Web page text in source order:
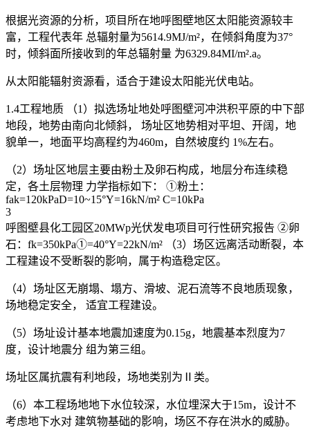
根据光资源的分析，项目所在地呼图壁地区太阳能资源较丰
富，工程代表年 总辐射量为5614.9MJ/m²，在倾斜角度为37°
时，倾斜面所接收到的年总辐射量 为6329.84MI/m².a。
从太阳能辐射资源看，适合于建设太阳能光伏电站。
1.4工程地质 （1）拟选场址地处呼图壁河冲洪积平原的中下部
地段，地势由南向北倾斜， 场址区地势相对平坦、开阔，地
貌单一，地面平均高程约为460m，自然坡度约 1%左右。
（2）场址区地层主要由粉土及卵石构成，地层分布连续稳
定，各土层物理 力学指标如下： ①粉土：
fak=120kPaD=10~15°Y=16kN/m² C=10kPa
3
呼图壁县化工园区20MWp光伏发电项目可行性研究报告 ②卵
石：fk=350kPa①=40°Y=22kN/m² （3）场区远离活动断裂，本
工程建设不受断裂的影响，属于构造稳定区。
（4）场址区无崩塌、塌方、滑坡、泥石流等不良地质现象，
场地稳定安全， 适宜工程建设。
（5）场址设计基本地震加速度为0.15g，地震基本烈度为7
度，设计地震分 组为第三组。
场址区属抗震有利地段，场地类别为Ⅱ类。
（6）本工程场地地下水位较深，水位埋深大于15m，设计不
考虑地下水对 建筑物基础的影响，场区不存在洪水的威胁。